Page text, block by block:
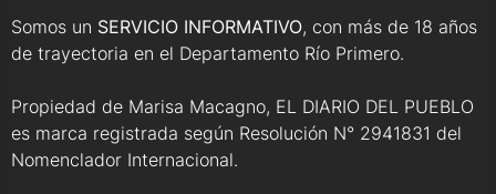
Somos un SERVICIO INFORMATIVO, con más de 18 años
de trayectoria en el Departamento Río Primero.
Propiedad de Marisa Macagno, EL DIARIO DEL PUEBLO
es marca registrada según Resolución N° 2941831 del
Nomenclador Internacional.